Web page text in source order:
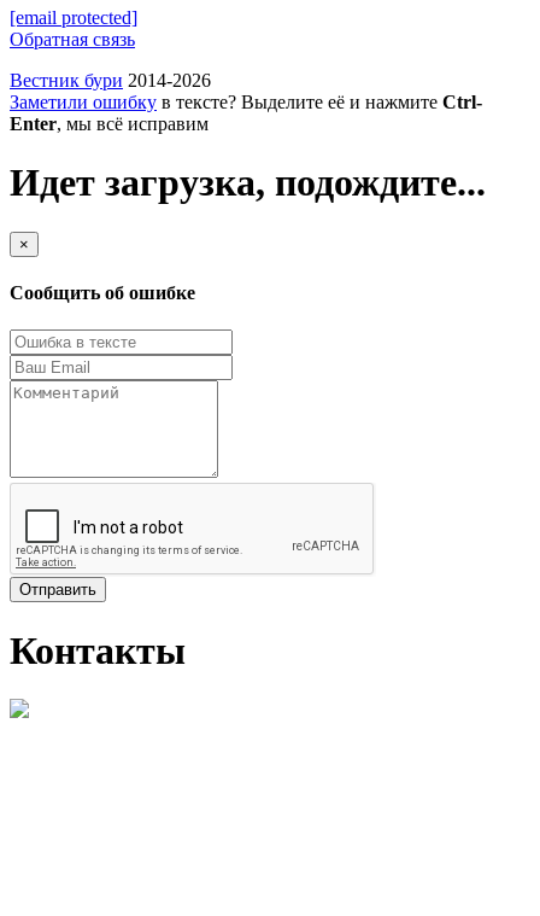
[email protected]
Обратная связь
Вестник бури 2014-2026
Заметили ошибку в тексте? Выделите её и нажмите Ctrl-
Enter, мы всё исправим
Идет загрузка, подождите...
×
Сообщить об ошибке
Отправить
Контакты